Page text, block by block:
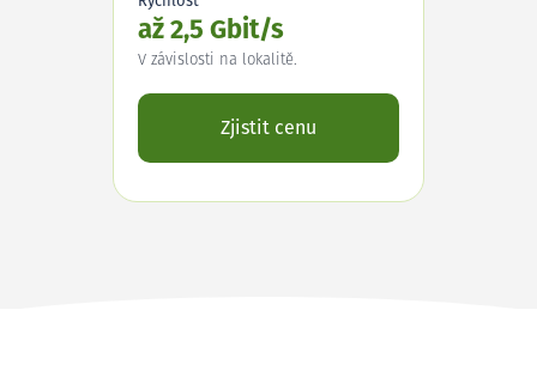
až 2,5 Gbit/s
V závislosti na lokalitě.
Zjistit cenu